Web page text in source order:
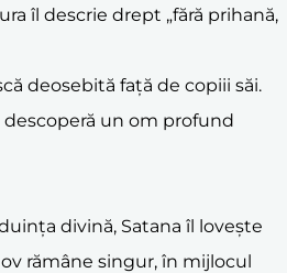
îl descrie drept „fără prihană,
deosebită față de copiii săi.
descoperă un om profund
divină, Satana îl lovește
rămâne singur, în mijlocul